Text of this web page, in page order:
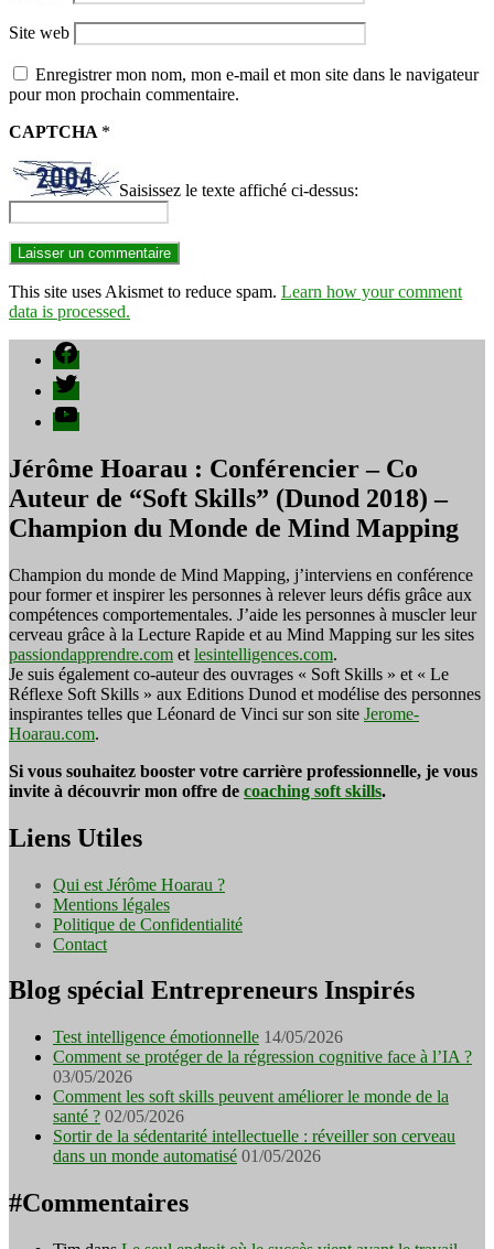
Site web
Enregistrer mon nom, mon e-mail et mon site dans le navigateur
pour mon prochain commentaire.
CAPTCHA *
Saisissez le texte affiché ci-dessus:
This site uses Akismet to reduce spam. Learn how your comment
data is processed.
Facebook
Twitter
YouTube
Jérôme Hoarau : Conférencier – Co
Auteur de “Soft Skills” (Dunod 2018) –
Champion du Monde de Mind Mapping
Champion du monde de Mind Mapping, j’interviens en conférence
pour former et inspirer les personnes à relever leurs défis grâce aux
compétences comportementales. J’aide les personnes à muscler leur
cerveau grâce à la Lecture Rapide et au Mind Mapping sur les sites
passiondapprendre.com et lesintelligences.com.
Je suis également co-auteur des ouvrages « Soft Skills » et « Le
Réflexe Soft Skills » aux Editions Dunod et modélise des personnes
inspirantes telles que Léonard de Vinci sur son site Jerome-
Hoarau.com.
Si vous souhaitez booster votre carrière professionnelle, je vous
invite à découvrir mon offre de coaching soft skills.
Liens Utiles
Qui est Jérôme Hoarau ?
Mentions légales
Politique de Confidentialité
Contact
Blog spécial Entrepreneurs Inspirés
Test intelligence émotionnelle 14/05/2026
Comment se protéger de la régression cognitive face à l’IA ?
03/05/2026
Comment les soft skills peuvent améliorer le monde de la
santé ? 02/05/2026
Sortir de la sédentarité intellectuelle : réveiller son cerveau
dans un monde automatisé 01/05/2026
#Commentaires